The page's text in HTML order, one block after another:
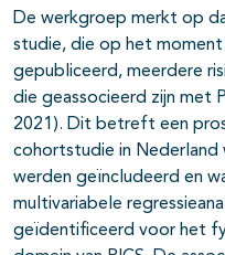
De werkgroep merkt op
studie, die op het moment
gepubliceerd, meerdere
die geassocieerd zijn met
2021). Dit betreft een
cohortstudie in Nederland
werden geïncludeerd en
multivariabele
geïdentificeerd voor het